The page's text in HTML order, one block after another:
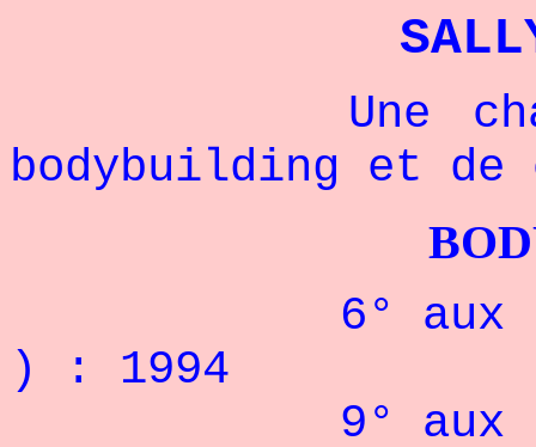
Une
bodybuilding et
6° aux NORTH
) : 1994
9° aux NORTH